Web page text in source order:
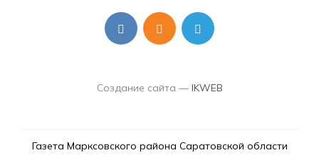
Создание сайта — IKWEB
Газета Марксовского района Саратовской области